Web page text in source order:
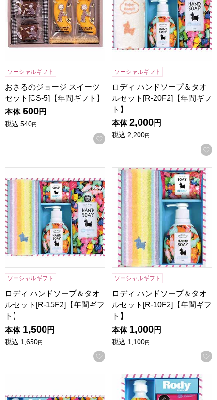
ソーシャルギフト
おさるのジョージ スイーツ
セット[CS-5]【年間ギフト】
本体 500円
税込 540円
お気に入りに登録する
ソーシャルギフト
ロディ ハンドソープ＆タオ
ルセット[R-20F2]【年間ギフ
ト】
本体 2,000円
税込 2,200円
ロディ ハンドソープ＆タオルセット[R-15F2]【年間ギフト】
ソーシャルギフト
ロディ ハンドソープ＆タオ
ルセット[R-15F2]【年間ギフ
ト】
本体 1,500円
税込 1,650円
お気に入りに登録する
ロディ ハンドソープ＆タオ
ソーシャルギフト
ロディ ハンドソープ＆タオ
ルセット[R-10F2]【年間ギフ
ト】
本体 1,000円
税込 1,100円
ロディ キッチン洗剤詰合せギフト[R-15YZ2]【年間ギフト】
ロディ キッチン洗剤詰合せ